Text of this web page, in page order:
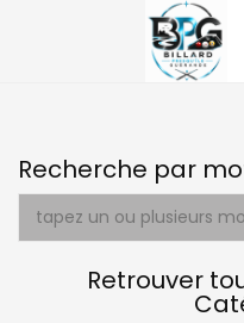
Recherche par
Retrouver